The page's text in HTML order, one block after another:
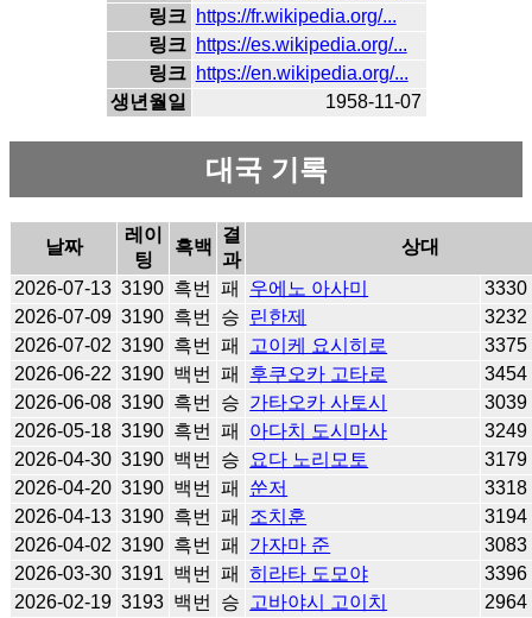
링크 https://fr.wikipedia.org/...
링크 https://es.wikipedia.org/...
링크 https://en.wikipedia.org/...
생년월일
1958-11-07
대국 기록
날짜
레이
팅
흑백
결
과
상대
2026-07-13 3190 흑번 패 우에노 아사미
3330
2026-07-09 3190 흑번 승 린한제
3232
2026-07-02 3190 흑번 패 고이케 요시히로
3375
2026-06-22 3190 백번 패 후쿠오카 고타로
3454
2026-06-08 3190 흑번 승 가타오카 사토시
3039
2026-05-18 3190 흑번 패 아다치 도시마사
3249
2026-04-30 3190 백번 승 요다 노리모토
3179
2026-04-20 3190 백번 패 쑨저
3318
2026-04-13 3190 흑번 패 조치훈
3194
2026-04-02 3190 흑번 패 가자마 준
3083
2026-03-30 3191 백번 패 히라타 도모야
3396
2026-02-19 3193 백번 승 고바야시 고이치
2964